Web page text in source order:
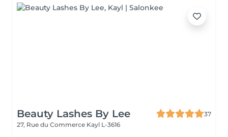
Beauty Lashes By Lee
37
27, Rue du Commerce Kayl L-3616